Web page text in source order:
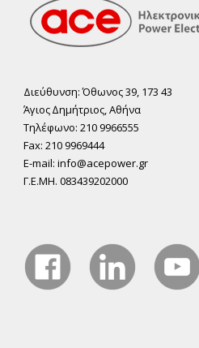
Διεύθυνση: Όθωνος 39, 173 43
Άγιος ∆ηµήτριος, Αθήνα
Τηλέφωνο: 210 9966555
Fax: 210 9969444
E-mail: info@acepower.gr
Γ.Ε.ΜΗ. 083439202000